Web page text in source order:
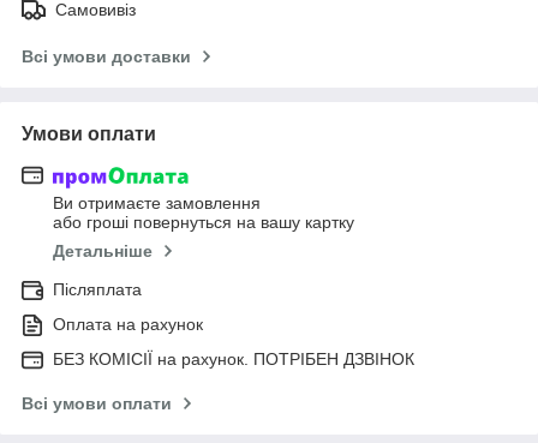
Самовивіз
Всі умови доставки
Умови оплати
Ви отримаєте замовлення
або гроші повернуться на вашу картку
Детальніше
Післяплата
Оплата на рахунок
БЕЗ КОМІСІЇ на рахунок. ПОТРІБЕН ДЗВІНОК
Всі умови оплати